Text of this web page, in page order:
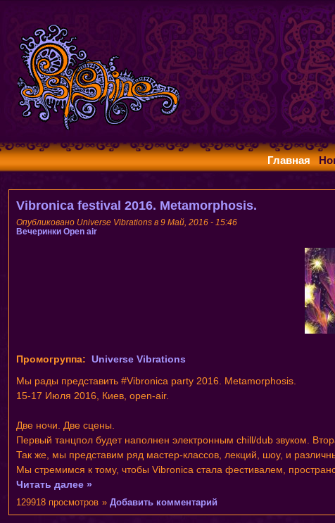
Главная
Vibronica festival 2016. Metamorphosis.
Опубликовано Universe Vibrations в 9 Май, 2016 - 15:46
Вечеринки Open air
Промогруппа: Universe Vibrations
Мы рады представить #Vibronica party 2016. Metamorphosis.
15-17 Июля 2016, Киев, open-air.
Две ночи. Две сцены.
Первый танцпол будет наполнен электронным chill/dub звуком.
Так же, мы представим ряд мастер-классов, лекций, шоу, и
Мы стремимся к тому, чтобы Vibronica стала фестивалем,
Читать далее »
»Добавить комментарий
129918 просмотров